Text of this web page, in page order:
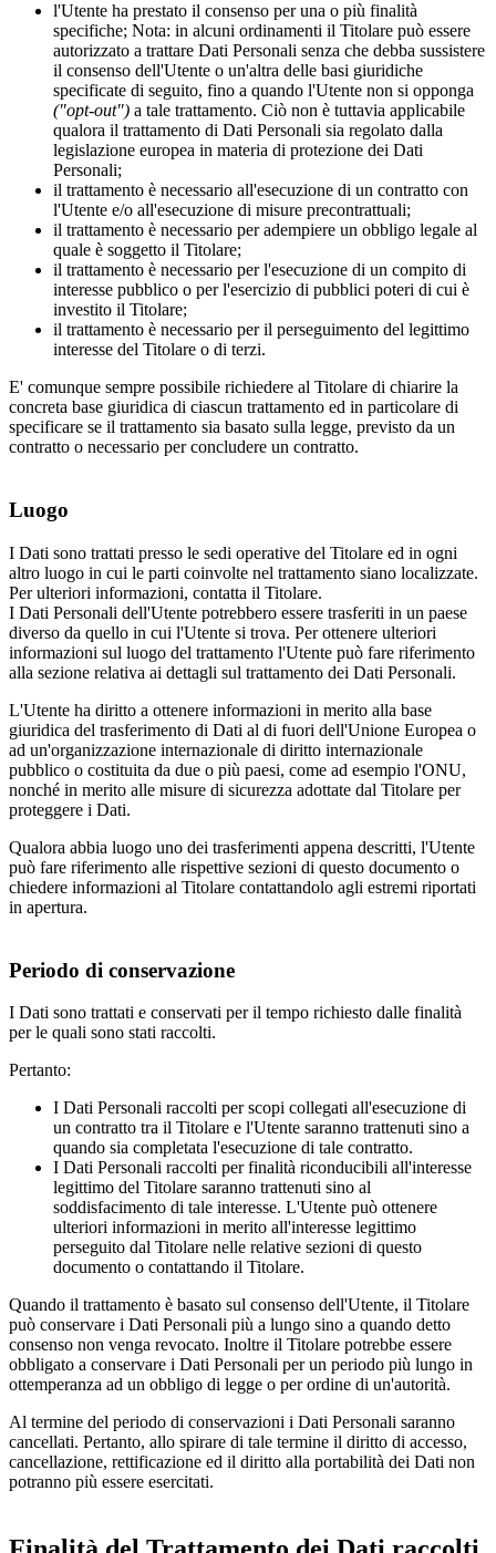
l'Utente ha prestato il consenso per una o più finalità
specifiche; Nota: in alcuni ordinamenti il Titolare può essere
autorizzato a trattare Dati Personali senza che debba sussistere
il consenso dell'Utente o un'altra delle basi giuridiche
specificate di seguito, fino a quando l'Utente non si opponga
("opt-out") a tale trattamento. Ciò non è tuttavia applicabile
qualora il trattamento di Dati Personali sia regolato dalla
legislazione europea in materia di protezione dei Dati
Personali;
il trattamento è necessario all'esecuzione di un contratto con
l'Utente e/o all'esecuzione di misure precontrattuali;
il trattamento è necessario per adempiere un obbligo legale al
quale è soggetto il Titolare;
il trattamento è necessario per l'esecuzione di un compito di
interesse pubblico o per l'esercizio di pubblici poteri di cui è
investito il Titolare;
il trattamento è necessario per il perseguimento del legittimo
interesse del Titolare o di terzi.
E' comunque sempre possibile richiedere al Titolare di chiarire la
concreta base giuridica di ciascun trattamento ed in particolare di
specificare se il trattamento sia basato sulla legge, previsto da un
contratto o necessario per concludere un contratto.
Luogo
I Dati sono trattati presso le sedi operative del Titolare ed in ogni
altro luogo in cui le parti coinvolte nel trattamento siano localizzate.
Per ulteriori informazioni, contatta il Titolare.
I Dati Personali dell'Utente potrebbero essere trasferiti in un paese
diverso da quello in cui l'Utente si trova. Per ottenere ulteriori
informazioni sul luogo del trattamento l'Utente può fare riferimento
alla sezione relativa ai dettagli sul trattamento dei Dati Personali.
L'Utente ha diritto a ottenere informazioni in merito alla base
giuridica del trasferimento di Dati al di fuori dell'Unione Europea o
ad un'organizzazione internazionale di diritto internazionale
pubblico o costituita da due o più paesi, come ad esempio l'ONU,
nonché in merito alle misure di sicurezza adottate dal Titolare per
proteggere i Dati.
Qualora abbia luogo uno dei trasferimenti appena descritti, l'Utente
può fare riferimento alle rispettive sezioni di questo documento o
chiedere informazioni al Titolare contattandolo agli estremi riportati
in apertura.
Periodo di conservazione
I Dati sono trattati e conservati per il tempo richiesto dalle finalità
per le quali sono stati raccolti.
Pertanto:
I Dati Personali raccolti per scopi collegati all'esecuzione di
un contratto tra il Titolare e l'Utente saranno trattenuti sino a
quando sia completata l'esecuzione di tale contratto.
I Dati Personali raccolti per finalità riconducibili all'interesse
legittimo del Titolare saranno trattenuti sino al
soddisfacimento di tale interesse. L'Utente può ottenere
ulteriori informazioni in merito all'interesse legittimo
perseguito dal Titolare nelle relative sezioni di questo
documento o contattando il Titolare.
Quando il trattamento è basato sul consenso dell'Utente, il Titolare
può conservare i Dati Personali più a lungo sino a quando detto
consenso non venga revocato. Inoltre il Titolare potrebbe essere
obbligato a conservare i Dati Personali per un periodo più lungo in
ottemperanza ad un obbligo di legge o per ordine di un'autorità.
Al termine del periodo di conservazioni i Dati Personali saranno
cancellati. Pertanto, allo spirare di tale termine il diritto di accesso,
cancellazione, rettificazione ed il diritto alla portabilità dei Dati non
potranno più essere esercitati.